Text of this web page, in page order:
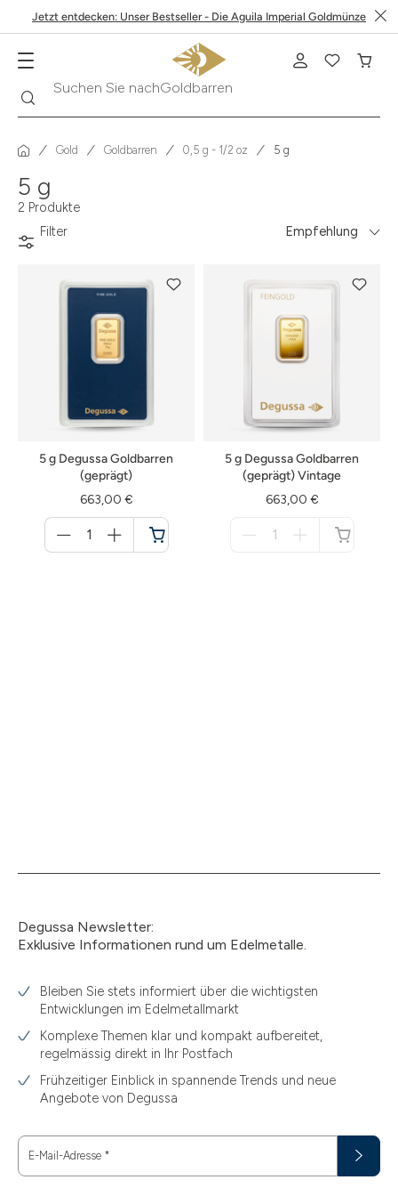
Jetzt entdecken: Unser Bestseller - Die Aguila Imperial Goldmünze
Suchen Sie nachGoldbarren
Gold Goldbarren 0,5 g - 1/2 oz 5 g
5 g
2 Produkte
Filter
Empfehlung
5 g Degussa Goldbarren
(geprägt)
663,00 €
für
Warenkorb
5 g Degussa Goldbarren
(geprägt) Vintage
663,00 €
Degussa Newsletter:
Exklusive Informationen rund um Edelmetalle.
Bleiben Sie stets informiert über die wichtigsten
Entwicklungen im Edelmetallmarkt
Komplexe Themen klar und kompakt aufbereitet,
regelmässig direkt in Ihr Postfach
Frühzeitiger Einblick in spannende Trends und neue
Angebote von Degussa
E-Mail-Adresse *